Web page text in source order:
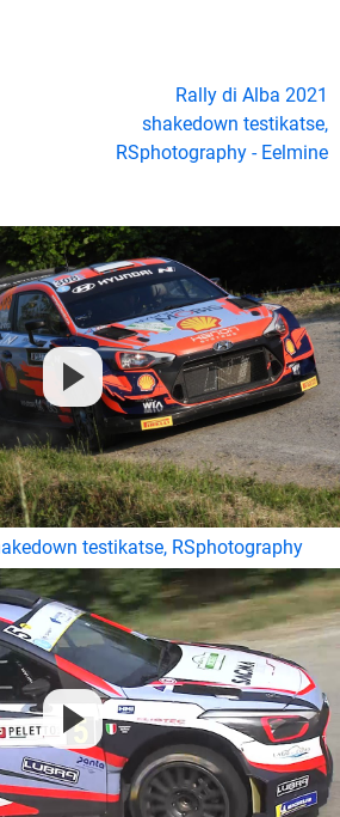
Rally di Alba 2021
shakedown testikatse,
RSphotography - Eelmine
testikatse, RSphotography